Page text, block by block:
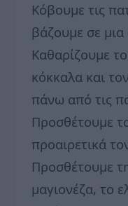
Κόβουμε τις
βάζουμε σε μια
Καθαρίζουμε
κόκκαλα και
πάνω από τις
Προσθέτουμε
προαιρετικά
Προσθέτουμε
μαγιονέζα, το